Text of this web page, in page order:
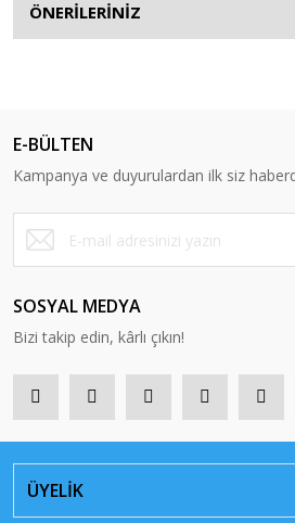
ÖNERİLERİNİZ
E-BÜLTEN
Kampanya ve duyurulardan ilk siz
SOSYAL MEDYA
Bizi takip edin, kârlı çıkın!
ÜYELİK